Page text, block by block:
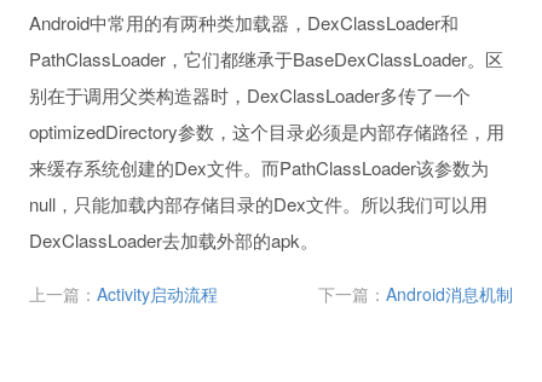
Android中常用的有两种类加载器，DexClassLoader和
PathClassLoader，它们都继承于BaseDexClassLoader。区
别在于调用父类构造器时，DexClassLoader多传了一个
optimizedDirectory参数，这个目录必须是内部存储路径，用
来缓存系统创建的Dex文件。而PathClassLoader该参数为
null，只能加载内部存储目录的Dex文件。所以我们可以用
DexClassLoader去加载外部的apk。
上一篇： Activity启动流程 下一篇： Android消息机制